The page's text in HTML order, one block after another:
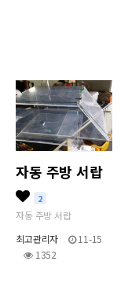
자동 주방 서랍
2
자동 주방 서랍
최고관리자
11-15
1352